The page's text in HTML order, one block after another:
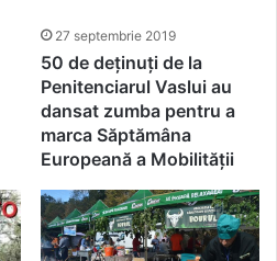
27 septembrie 2019
50 de deținuți de la
Penitenciarul Vaslui au
dansat zumba pentru a
marca Săptămâna
Europeană a Mobilității